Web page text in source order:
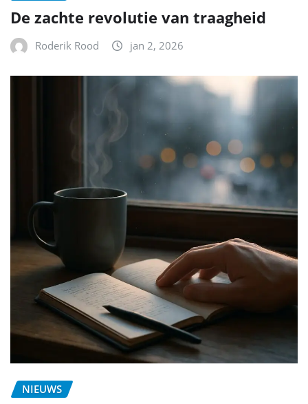
De zachte revolutie van traagheid
Roderik Rood jan 2, 2026
NIEUWS